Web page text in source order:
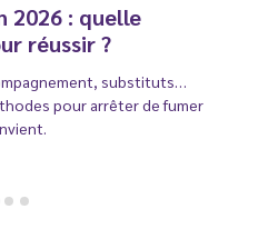
2026 : quelle
réussir ?
substituts…
pour arrêter de fumer